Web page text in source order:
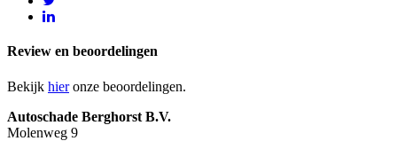
Review en beoordelingen
Bekijk hieronze beoordelingen.
Autoschade Berghorst B.V.
Molenweg 9